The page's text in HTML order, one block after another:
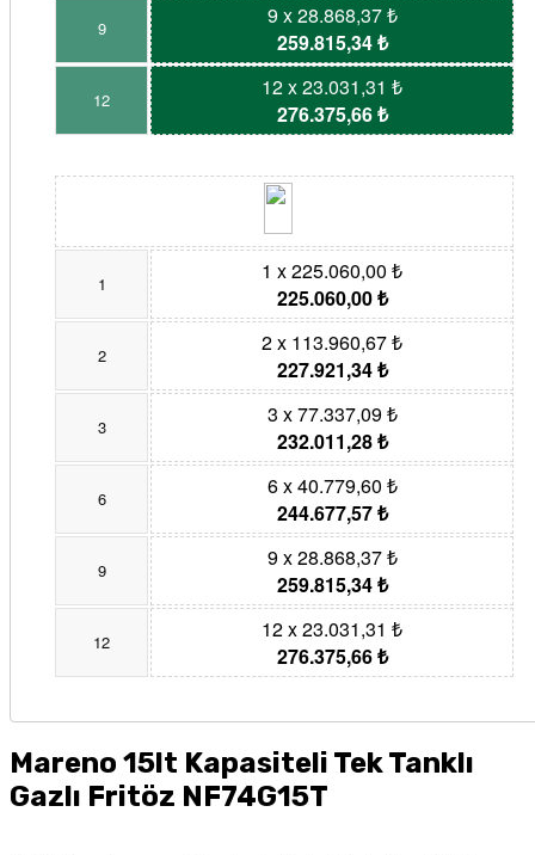
9
9 x 28.868,37 ₺
259.815,34 ₺
12
12 x 23.031,31 ₺
276.375,66 ₺
1
1 x 225.060,00 ₺
225.060,00 ₺
2
2 x 113.960,67 ₺
227.921,34 ₺
3
3 x 77.337,09 ₺
232.011,28 ₺
6
6 x 40.779,60 ₺
244.677,57 ₺
9
9 x 28.868,37 ₺
259.815,34 ₺
12
12 x 23.031,31 ₺
276.375,66 ₺
Mareno 15lt Kapasiteli Tek Tanklı
Gazlı Fritöz NF74G15T